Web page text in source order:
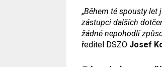
„Během té spousty let
zástupci dalších
žádné nepohodlí
ředitel DSZO Josef